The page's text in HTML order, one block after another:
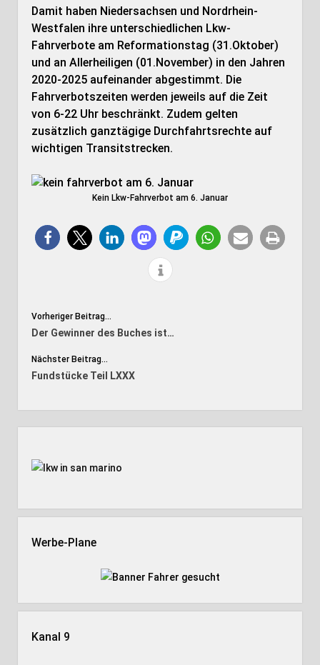
Damit haben Niedersachsen und Nordrhein-
Westfalen ihre unterschiedlichen Lkw-
Fahrverbote am Reformationstag (31.Oktober)
und an Allerheiligen (01.November) in den Jahren
2020-2025 aufeinander abgestimmt. Die
Fahrverbotszeiten werden jeweils auf die Zeit
von 6-22 Uhr beschränkt. Zudem gelten
zusätzlich ganztägige Durchfahrtsrechte auf
wichtigen Transitstrecken.
Kein Lkw-Fahrverbot am 6. Januar
Vorheriger Beitrag...
Der Gewinner des Buches ist…
Nächster Beitrag...
Fundstücke Teil LXXX
Werbe-Plane
Kanal 9